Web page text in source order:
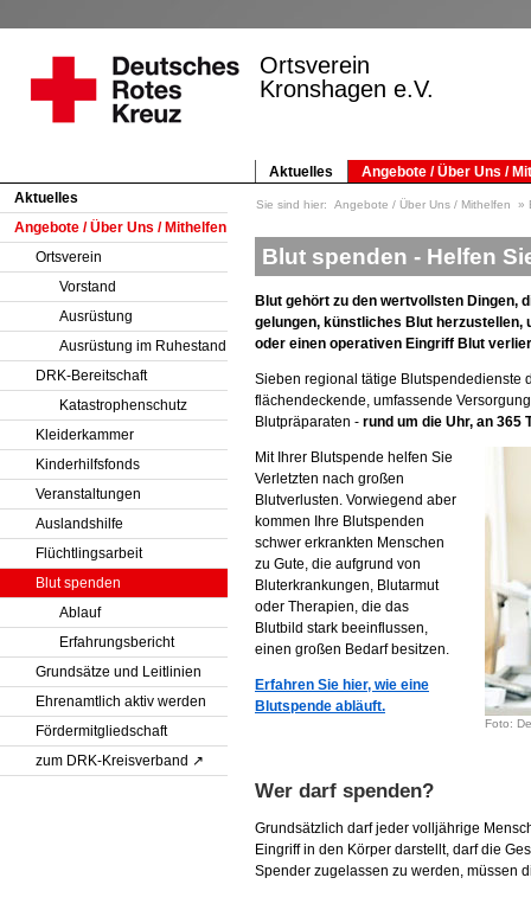
Ortsverein
Kronshagen e.V.
Aktuelles
Angebote / Über Uns /
Aktuelles
Angebote / Über Uns / Mithelfen
Ortsverein
Vorstand
Ausrüstung
Ausrüstung im Ruhestand
DRK-Bereitschaft
Katastrophenschutz
Kleiderkammer
Kinderhilfsfonds
Veranstaltungen
Auslandshilfe
Flüchtlingsarbeit
Blut spenden
Ablauf
Erfahrungsbericht
Grundsätze und Leitlinien
Ehrenamtlich aktiv werden
Fördermitgliedschaft
zum DRK-Kreisverband
Sie sind hier: Angebote / Über Uns / Mithelfen
Blut spenden - Helfen
Blut gehört zu den wertvollsten Dingen,
gelungen, künstliches Blut herzustellen,
oder einen operativen Eingriff Blut
Sieben regional tätige Blutspendedienste
flächendeckende, umfassende
Blutpräparaten - rund um die Uhr, an 365
Foto:
Mit Ihrer Blutspende helfen Sie
Verletzten nach großen
Blutverlusten. Vorwiegend aber
kommen Ihre Blutspenden
schwer erkrankten Menschen
zu Gute, die aufgrund von
Bluterkrankungen, Blutarmut
oder Therapien, die das
Blutbild stark beeinflussen,
einen großen Bedarf besitzen.
Erfahren Sie hier, wie eine
Blutspende abläuft.
Wer darf spenden?
Grundsätzlich darf jeder volljährige
Eingriff in den Körper darstellt, darf die
Spender zugelassen zu werden, müssen